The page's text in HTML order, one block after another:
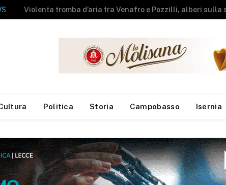
NEWS A fuoco rimessa agricola, messi in salvo gli animali
Politica Storia Campobasso Isernia